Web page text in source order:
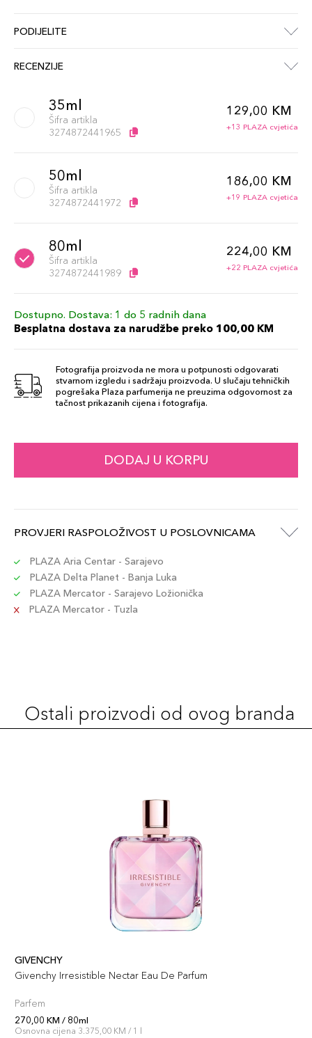
PODIJELITE
RECENZIJE
35ml
Šifra artikla
3274872441965
129,00 KM
+13 PLAZA cvjetića
50ml
Šifra artikla
3274872441972
186,00 KM
+19 PLAZA cvjetića
80ml
Šifra artikla
3274872441989
224,00 KM
+22 PLAZA cvjetića
Dostupno. Dostava: 1 do 5 radnih dana
Besplatna dostava za narudžbe preko 100,00 KM
Fotografija proizvoda ne mora u potpunosti odgovarati
stvarnom izgledu i sadržaju proizvoda. U slučaju tehničkih
pogrešaka Plaza parfumerija ne preuzima odgovornost za
tačnost prikazanih cijena i fotografija.
DODAJ U KORPU
PROVJERI RASPOLOŽIVOST U POSLOVNICAMA
PLAZA Aria Centar - Sarajevo
PLAZA Delta Planet - Banja Luka
PLAZA Mercator - Sarajevo Ložionička
PLAZA Mercator - Tuzla
Ostali proizvodi od ovog branda
GIVENCHY
Givenchy Irresistible Nectar Eau De Parfum
Parfem
270,00 KM / 80ml
Osnovna cijena 3.375,00 KM / 1 l